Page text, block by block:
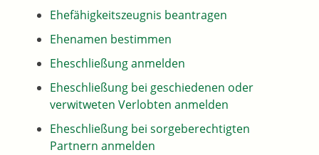
Ehefähigkeitszeugnis beantragen
Ehenamen bestimmen
Eheschließung anmelden
Eheschließung bei geschiedenen oder
verwitweten Verlobten anmelden
Eheschließung bei sorgeberechtigten
Partnern anmelden